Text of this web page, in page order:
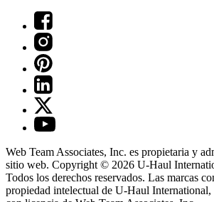
Web Team Associates, Inc. es propietaria y
sitio web. Copyright © 2026 U-Haul
Todos los derechos reservados. Las marcas
propiedad intelectual de U-Haul